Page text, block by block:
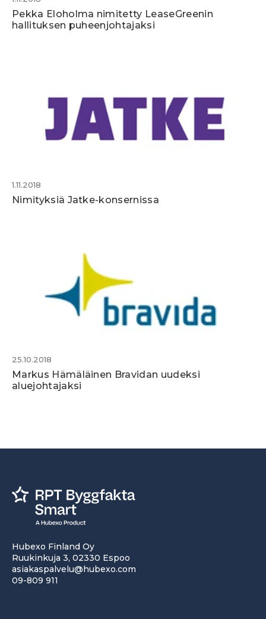
Pekka Eloholma nimitetty LeaseGreenin
hallituksen puheenjohtajaksi
1.11.2018
Nimityksiä Jatke-konsernissa
25.10.2018
Markus Hämäläinen Bravidan uudeksi
aluejohtajaksi
Hubexo Finland Oy
Ruukinkuja 3, 02330 Espoo
asiakaspalvelu@hubexo.com
09-809 911